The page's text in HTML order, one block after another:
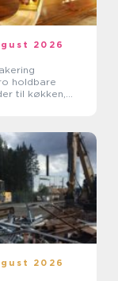
2026
til køkken,
2026